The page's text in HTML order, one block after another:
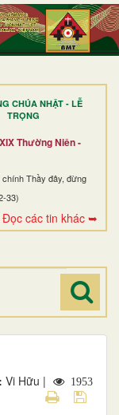
CHÚA NHẬT - LỄ
TRỌNG
Thường Niên -
chính Thầy đây, đừng
33)
Đọc các tin khác ➥
Vi Hữu | 1953